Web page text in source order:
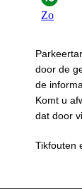
door de
de
Komt u
dat door
Tikfouten